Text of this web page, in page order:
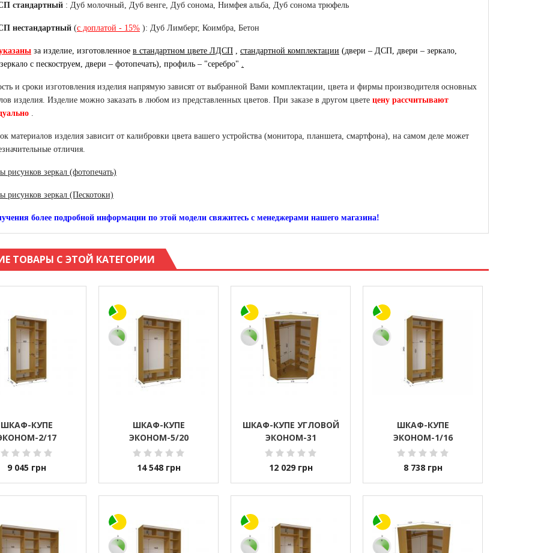
стандартный : Дуб молочный, Дуб венге, Дуб сонома, Нимфея альба, Дуб сонома трюфель
нестандартный (с доплатой - 15% ): Дуб Лимберг, Коимбра, Бетон
за изделие, изготовленное в стандартном цвете ЛДСП , стандартной комплектации (двери – ДСП, двери – зеркало,
с пескоструем, двери – фотопечать), профиль – "серебро" .
и сроки изготовления изделия напрямую зависят от выбранной Вами комплектации, цвета и фирмы производителя основных
изделия. Изделие можно заказать в любом из представленных цветов. При заказе в другом цвете цену рассчитывают
.
материалов изделия зависит от калибровки цвета вашего устройства (монитора, планшета, смартфона), на самом деле может
отличия.
рисунков зеркал (фотопечать)
рисунков зеркал (Пескотоки)
более подробной информации по этой модели свяжитесь с менеджерами нашего магазина!
ТОВАРЫ С ЭТОЙ КАТЕГОРИИ
ШКАФ-КУПЕ
2/17
9 045 грн
ШКАФ-КУПЕ
ЭКОНОМ-5/20
14 548 грн
ШКАФ-КУПЕ УГЛОВОЙ
ЭКОНОМ-31
12 029 грн
ШКАФ-КУПЕ
ЭКОНОМ-1/16
8 738 грн